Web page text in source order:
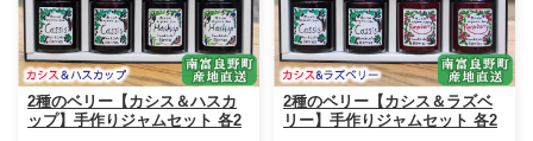
2種のベリー【カシス＆ハスカ
ップ】手作りジャムセット 各2
2種のベリー【カシス＆ラズベ
リー】手作りジャムセット 各2